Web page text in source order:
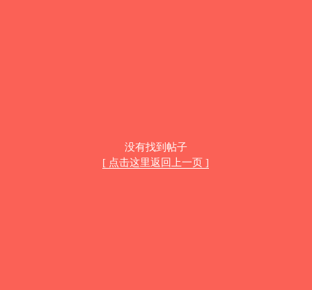
没有找到帖子
[ 点击这里返回上一页 ]